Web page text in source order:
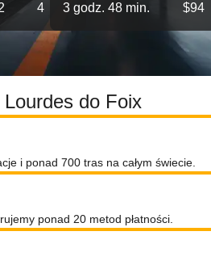
4 3 godz. 48 min. $94
do Foix
i ponad 700 tras na całym świecie.
ponad 20 metod płatności.